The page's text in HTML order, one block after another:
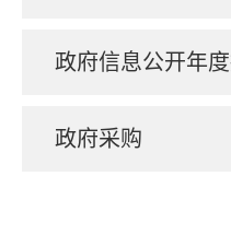
政府信息公开年
政府采购